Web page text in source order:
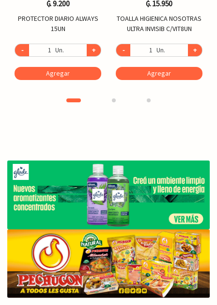
₲. 9.200
PROTECTOR DIARIO ALWAYS
15UN
- Un. +
Agregar
₲. 15.950
TOALLA HIGIENICA NOSOTRAS
ULTRA INVISIB C/VIT8UN
- Un. +
Agregar